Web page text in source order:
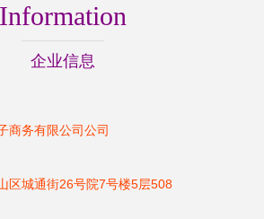
Information
企业信息
商务有限公司公司
区城通街26号院7号楼5层508